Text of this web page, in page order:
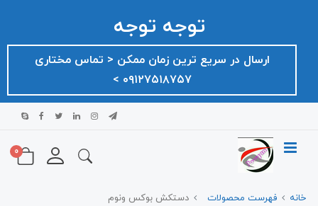
توجه توجه
ارسال در سریع ترین زمان ممکن ‌< تماس مختاری
۰۹۱۲۷۵۱۸۷۵۷ >
0
خانه فهرست محصولات دستکش بوکس ونوم